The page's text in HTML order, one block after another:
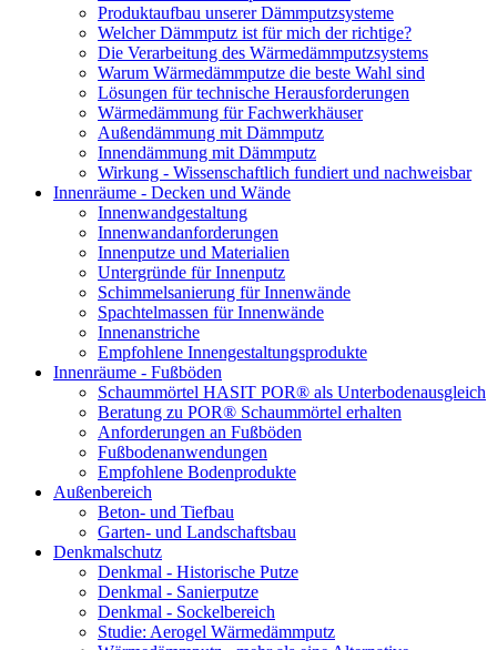
Produktaufbau unserer Dämmputzsysteme
Welcher Dämmputz ist für mich der richtige?
Die Verarbeitung des Wärmedämmputzsystems
Warum Wärmedämmputze die beste Wahl sind
Lösungen für technische Herausforderungen
Wärmedämmung für Fachwerkhäuser
Außendämmung mit Dämmputz
Innendämmung mit Dämmputz
Wirkung - Wissenschaftlich fundiert und nachweisbar
Innenräume - Decken und Wände
Innenwandgestaltung
Innenwandanforderungen
Innenputze und Materialien
Untergründe für Innenputz
Schimmelsanierung für Innenwände
Spachtelmassen für Innenwände
Innenanstriche
Empfohlene Innengestaltungsprodukte
Innenräume - Fußböden
Schaummörtel HASIT POR® als Unterbodenausgleich
Beratung zu POR® Schaummörtel erhalten
Anforderungen an Fußböden
Fußbodenanwendungen
Empfohlene Bodenprodukte
Außenbereich
Beton- und Tiefbau
Garten- und Landschaftsbau
Denkmalschutz
Denkmal - Historische Putze
Denkmal - Sanierputze
Denkmal - Sockelbereich
Studie: Aerogel Wärmedämmputz